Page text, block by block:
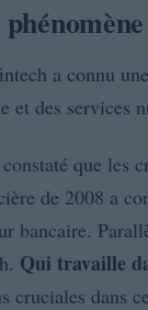
a connu
des services
que les
de 2008 a
bancaire.
Qui travaille
cruciales dans